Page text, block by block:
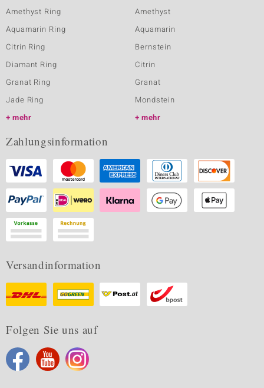
Amethyst Ring
Aquamarin Ring
Citrin Ring
Diamant Ring
Granat Ring
Jade Ring
mehr
Amethyst
Aquamarin
Bernstein
Citrin
Granat
Mondstein
mehr
Zahlungsinformation
Versandinformation
Folgen Sie uns auf